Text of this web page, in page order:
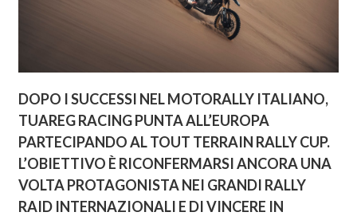
DOPO I SUCCESSI NEL MOTORALLY ITALIANO,
TUAREG RACING PUNTA ALL’EUROPA
PARTECIPANDO AL TOUT TERRAIN RALLY CUP.
L’OBIETTIVO È RICONFERMARSI ANCORA UNA
VOLTA PROTAGONISTA NEI GRANDI RALLY
RAID INTERNAZIONALI E DI VINCERE IN